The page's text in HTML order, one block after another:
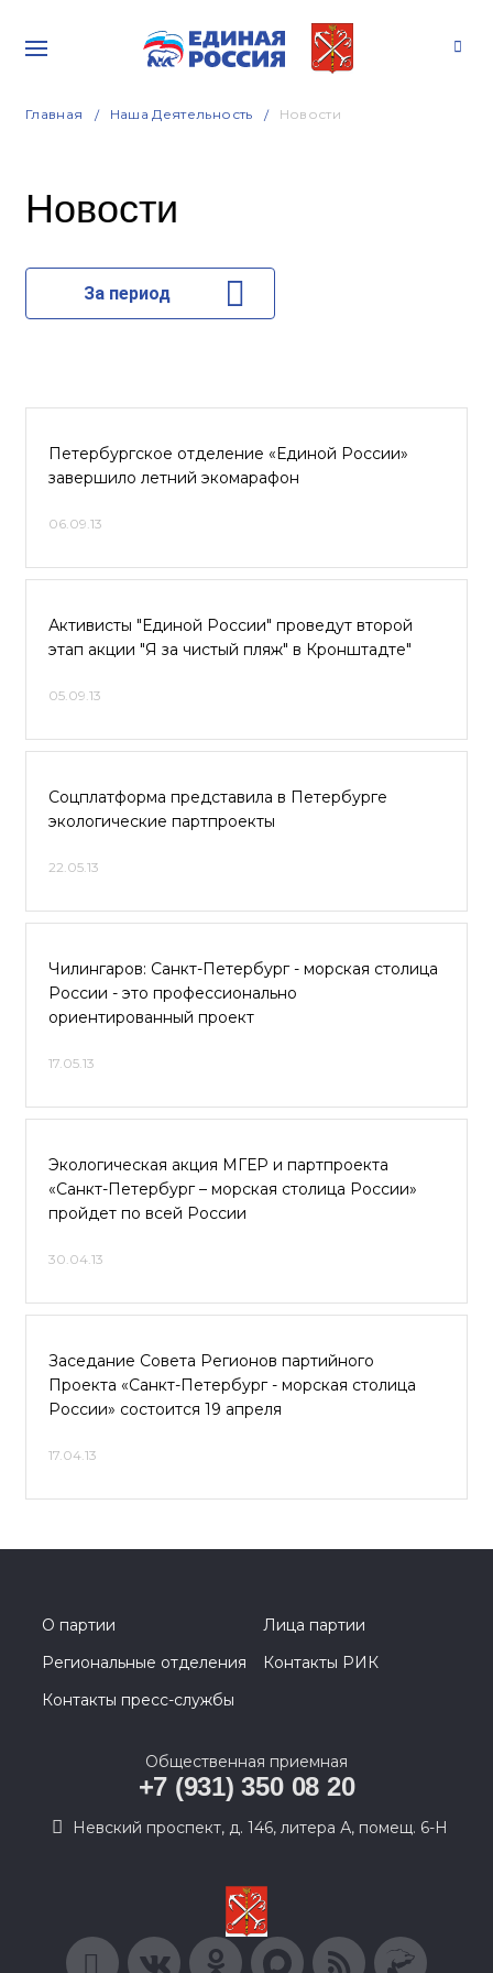
Главная Наша Деятельность Новости
Новости
За период
Петербургское отделение «Единой России»
завершило летний экомарафон
06.09.13
Активисты "Единой России" проведут второй
этап акции "Я за чистый пляж" в Кронштадте"
05.09.13
Соцплатформа представила в Петербурге
экологические партпроекты
22.05.13
Чилингаров: Санкт-Петербург - морская столица
России - это профессионально
ориентированный проект
17.05.13
Экологическая акция МГЕР и партпроекта
«Санкт-Петербург – морская столица России»
пройдет по всей России
30.04.13
Заседание Совета Регионов партийного
Проекта «Санкт-Петербург - морская столица
России» состоится 19 апреля
17.04.13
О партии
Лица партии
Региональные отделения
Контакты РИК
Контакты пресс-службы
Общественная приемная
+7 (931) 350 08 20
Невский проспект, д. 146, литера А, помещ. 6-Н